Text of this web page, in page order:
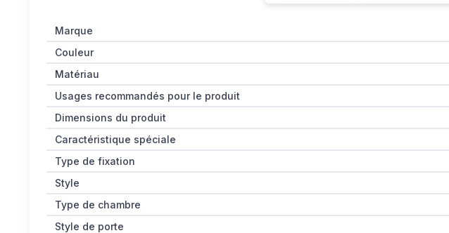
Marque
Couleur
Matériau
Usages recommandés pour le produit
Dimensions du produit
Caractéristique spéciale
Type de fixation
Style
Type de chambre
Style de porte